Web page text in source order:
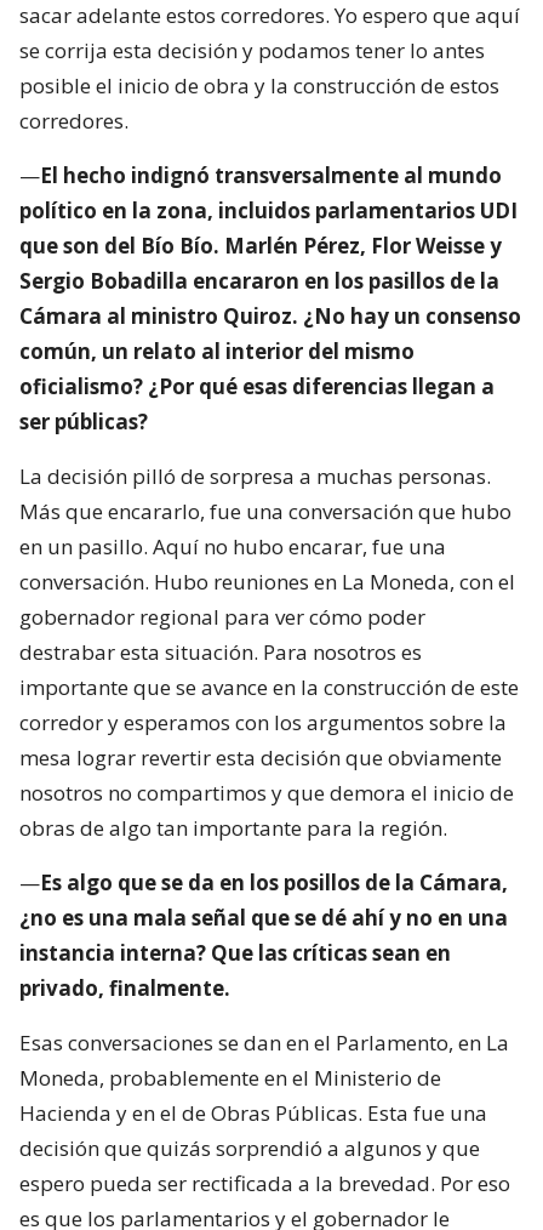
sacar adelante estos corredores. Yo espero que aquí
se corrija esta decisión y podamos tener lo antes
posible el inicio de obra y la construcción de estos
corredores.
—El hecho indignó transversalmente al mundo
político en la zona, incluidos parlamentarios UDI
que son del Bío Bío. Marlén Pérez, Flor Weisse y
Sergio Bobadilla encararon en los pasillos de la
Cámara al ministro Quiroz. ¿No hay un consenso
común, un relato al interior del mismo
oficialismo? ¿Por qué esas diferencias llegan a
ser públicas?
La decisión pilló de sorpresa a muchas personas.
Más que encararlo, fue una conversación que hubo
en un pasillo. Aquí no hubo encarar, fue una
conversación. Hubo reuniones en La Moneda, con el
gobernador regional para ver cómo poder
destrabar esta situación. Para nosotros es
importante que se avance en la construcción de este
corredor y esperamos con los argumentos sobre la
mesa lograr revertir esta decisión que obviamente
nosotros no compartimos y que demora el inicio de
obras de algo tan importante para la región.
—Es algo que se da en los posillos de la Cámara,
¿no es una mala señal que se dé ahí y no en una
instancia interna? Que las críticas sean en
privado, finalmente.
Esas conversaciones se dan en el Parlamento, en La
Moneda, probablemente en el Ministerio de
Hacienda y en el de Obras Públicas. Esta fue una
decisión que quizás sorprendió a algunos y que
espero pueda ser rectificada a la brevedad. Por eso
es que los parlamentarios y el gobernador le